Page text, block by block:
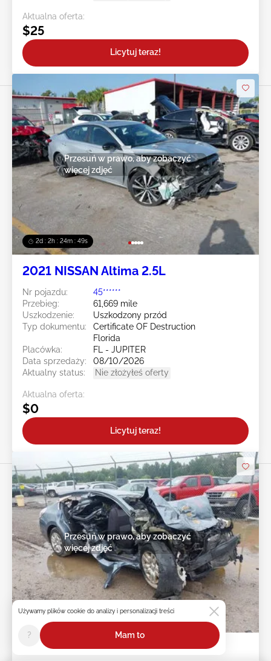
Aktualna oferta:
$25
Licytuj teraz!
2d : 2h : 24m : 47s
Przesuń w prawo, aby zobaczyć
więcej zdjęć
2021 NISSAN Altima 2.5L
Nr pojazdu:
45******
Przebieg:
61,669 mile
Uszkodzenie:
Uszkodzony przód
Typ dokumentu:
Certificate OF Destruction
Florida
Placówka:
FL - JUPITER
Data sprzedaży:
08/10/2026
Aktualny status:
Nie złożyłeś oferty
Aktualna oferta:
$0
Licytuj teraz!
Przesuń w prawo, aby zobaczyć
więcej zdjęć
2011 NISSAN Altima
Używamy plików cookie do analizy i personalizacji treści
? Mam to